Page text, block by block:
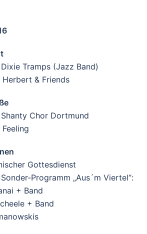
Tramps (Jazz Band)
& Friends
Chor Dortmund
Gottesdienst
Programm „Aus´m Viertel“:
+ Band
+ Band